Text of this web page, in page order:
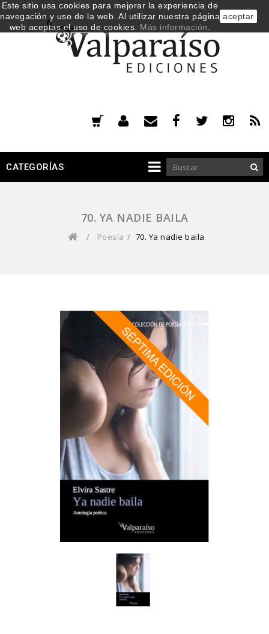
CATEGORÍAS
70. YA NADIE BAILA
/ Poesía / 70. Ya nadie baila
Este sitio usa cookies para mejorar la experiencia de
navegación y uso de la web. Al utilizar nuestra página
web aceptas el uso de cookies. Más información
aceptar